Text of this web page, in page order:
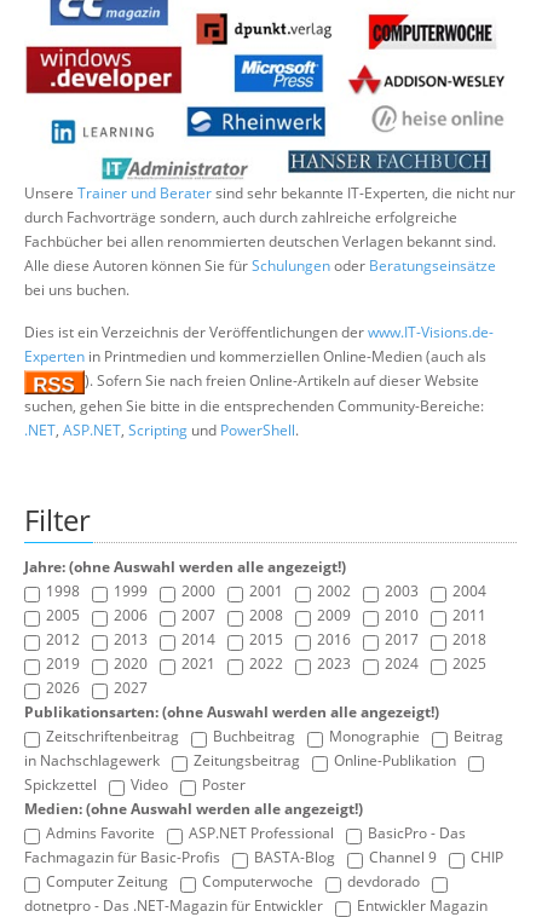
Über uns
Unsere Trainer und Beratersind sehr bekannte IT-Experten, die nicht nur
durch Fachvorträge sondern, auch durch zahlreiche erfolgreiche
Fachbücher bei allen renommierten deutschen Verlagen bekannt sind.
Alle diese Autoren können Sie fürSchulungenoder Beratungseinsätze
bei uns buchen.
Dies ist ein Verzeichnis der Veröffentlichungen derwww.IT-Visions.de-
Experten in Printmedien und kommerziellen Online-Medien (auch als
). Sofern Sie nach freien Online-Artikeln auf dieser Website
suchen, gehen Sie bitte in die entsprechenden Community-Bereiche:
.NET, ASP.NET, Scripting und PowerShell.
Filter
Jahre: (ohne Auswahl werden alle angezeigt!)
1998
1999 2000 2001 2002 2003
2004
2005
2006 2007 2008 2009 2010
2011
2012
2013 2014 2015 2016 2017
2018
2019
2020 2021 2022 2023 2024
2025
2026
2027
Publikationsarten: (ohne Auswahl werden alle angezeigt!)
Zeitschriftenbeitrag
Buchbeitrag Monographie
Beitrag
in Nachschlagewerk
Zeitungsbeitrag
Online-Publikation
Spickzettel
Video
Poster
Medien: (ohne Auswahl werden alle angezeigt!)
Admins Favorite
ASP.NET Professional
BasicPro - Das
Fachmagazin für Basic-Profis
BASTA-Blog Channel 9
CHIP
Computer Zeitung
Computerwoche
devdorado
dotnetpro - Das .NET-Magazin für Entwickler
Entwickler Magazin